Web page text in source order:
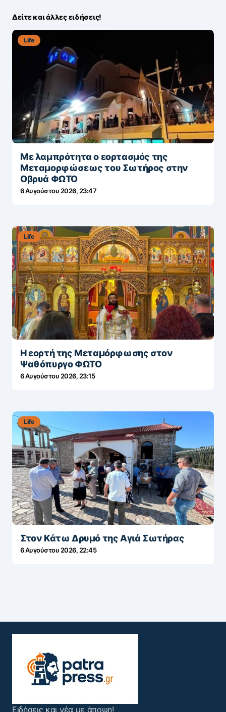
Δείτε και άλλες ειδήσεις!
Life
Με λαμπρότητα ο εορτασμός της
Μεταμορφώσεως του Σωτήρος στην
Οβρυά ΦΩΤΟ
6 Αυγούστου 2026, 23:47
Life
Η εορτή της Μεταμόρφωσης στον
Ψαθόπυργο ΦΩΤΟ
6 Αυγούστου 2026, 23:15
Life
Στον Κάτω Δρυμό της Αγιά Σωτήρας
6 Αυγούστου 2026, 22:45
Ειδήσεις και νέα με άποψη!